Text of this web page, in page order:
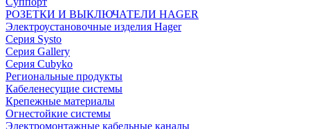
РОЗЕТКИ И ВЫКЛЮЧАТЕЛИ HAGER
Электроустановочные изделия Hager
Серия Systo
Серия Gallery
Серия Cubyko
Региональные продукты
Кабеленесущие системы
Крепежные материалы
Огнестойкие системы
Электромонтажные кабельные каналы